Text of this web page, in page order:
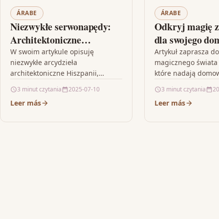
ÁRABE
Niezwykłe serwonapędy:
Architektoniczne
arcydzieła Hiszpanii
W swoim artykule opisuję
niezwykłe arcydzieła
architektoniczne Hiszpanii,
wieżach, innowacyjnej inżynierii
mostów i kanałów, imponującej
3 minut czytania 2025-07-10
Leer más
ÁRABE
Odkryj magię
dla swojego
Artykuł zaprasza
magicznego
które nadają
wpływają na nasze
samopoczucie.
3 minut czytania
Leer más